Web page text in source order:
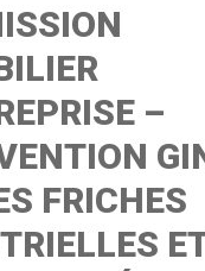
–
FRICHES